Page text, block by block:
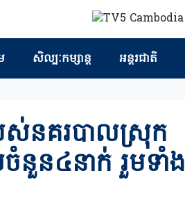
សិល្បៈកម្សាន្ត អន្តរជាតិ
បស់នគរបាលស្រុក
នួន៤នាក់ រួមទាំង